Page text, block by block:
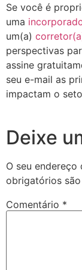
Se você é
uma
um(a)
perspectivas
assine
seu e-mail as
impactam o
Deixe
O seu
obrigatórios
Comentário *